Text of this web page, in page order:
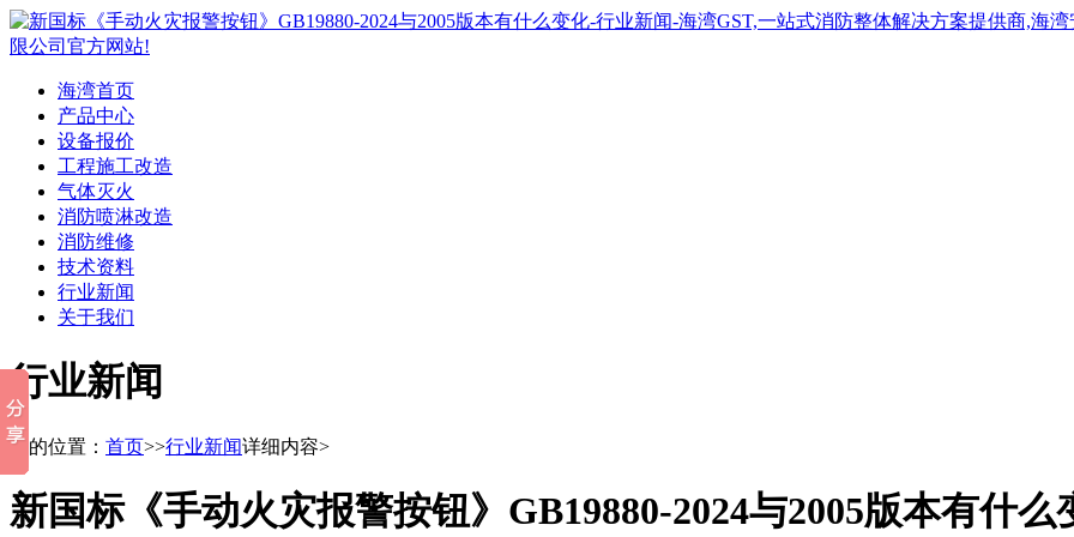
海湾首页
产品中心
设备报价
工程施工改造
气体灭火
消防喷淋改造
消防维修
技术资料
行业新闻
关于我们
行业新闻
您的位置： 首页>>行业新闻详细内容>
新国标《手动火灾报警按钮》GB19880-2024与2005版本有什么